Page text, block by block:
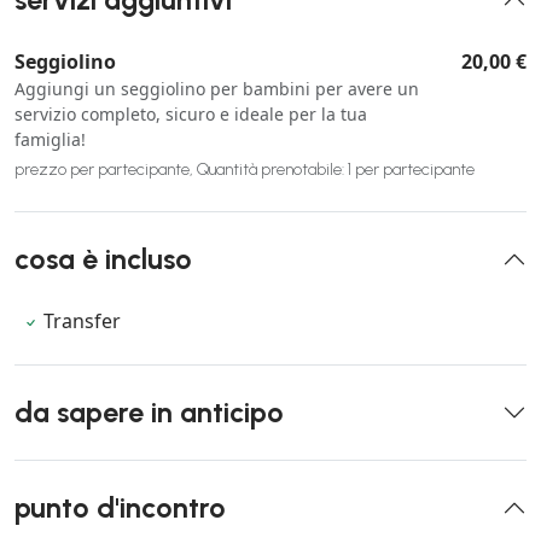
Seggiolino
Aggiungi un seggiolino per bambini per avere un
servizio completo, sicuro e ideale per la tua
famiglia!
20,00 €
prezzo per partecipante, Quantità prenotabile: 1 per partecipante
cosa è incluso
Transfer
da sapere in anticipo
punto d'incontro